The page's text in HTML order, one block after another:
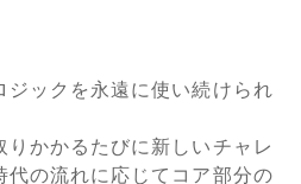
ジックを永遠に使い続けられ
りかかるたびに新しいチャレ
代の流れに応じてコア部分の